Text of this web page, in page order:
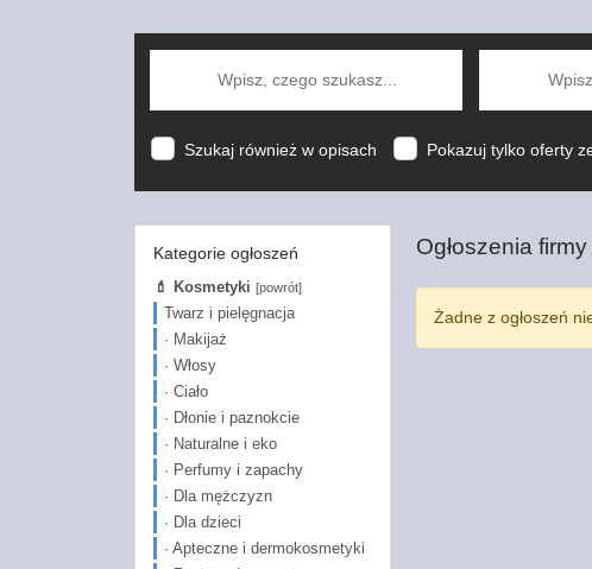
Szukaj również w opisach Pokazuj tylko oferty
Ogłoszenia firmy
Żadne z ogłoszeń
Kategorie ogłoszeń
💄 Kosmetyki [powrót]
Twarz i pielęgnacja
· Makijaż
· Włosy
· Ciało
· Dłonie i paznokcie
· Naturalne i eko
· Perfumy i zapachy
· Dla mężczyzn
· Dla dzieci
· Apteczne i dermokosmetyki